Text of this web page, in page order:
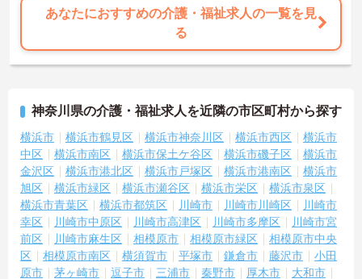
あなたにおすすめの介護・福祉求人の一覧を見
る
神奈川県の介護・福祉求人を近隣の市区町村から探す
横浜市 横浜市鶴見区 横浜市神奈川区 横浜市西区
横浜市
中区
横浜市南区 横浜市保土ケ谷区 横浜市磯子区
横浜市
金沢区
横浜市港北区 横浜市戸塚区 横浜市港南区
横浜市
旭区
横浜市緑区 横浜市瀬谷区 横浜市栄区
横浜市泉区
横浜市青葉区
横浜市都筑区 川崎市 川崎市川崎区
川崎市
幸区
川崎市中原区 川崎市高津区 川崎市多摩区
川崎市宮
前区
川崎市麻生区 相模原市 相模原市緑区
相模原市中央
区
相模原市南区 横須賀市 平塚市 鎌倉市 藤沢市
小田
原市
茅ヶ崎市 逗子市 三浦市 秦野市 厚木市
大和市